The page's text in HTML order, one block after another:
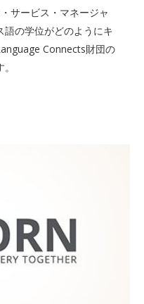
サービス・マネージャ
語の学位がどのようにキ
Connects財団の